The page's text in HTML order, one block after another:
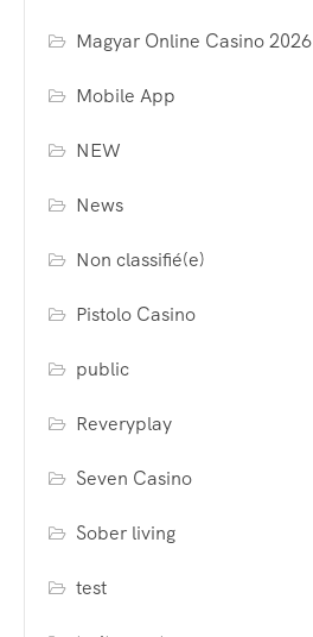
Magyar Online Casino 2026
Mobile App
NEW
News
Non classifié(e)
Pistolo Casino
public
Reveryplay
Seven Casino
Sober living
test